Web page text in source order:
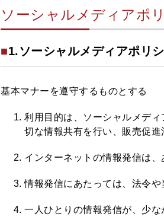
ソーシャルメディアポ
■1.ソーシャルメディアポリ
基本マナーを遵守するものとする
利用目的は、ソーシャルメデ
切な情報共有を行い、販売促
インターネットの情報発信は
情報発信にあたっては、法令
一人ひとりの情報発信が、少